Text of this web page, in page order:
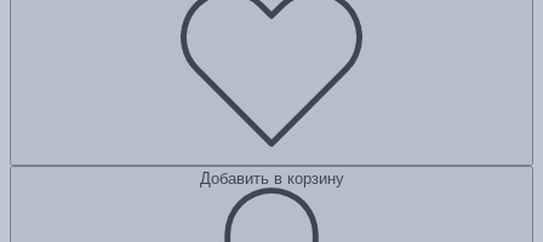
Добавить в корзину